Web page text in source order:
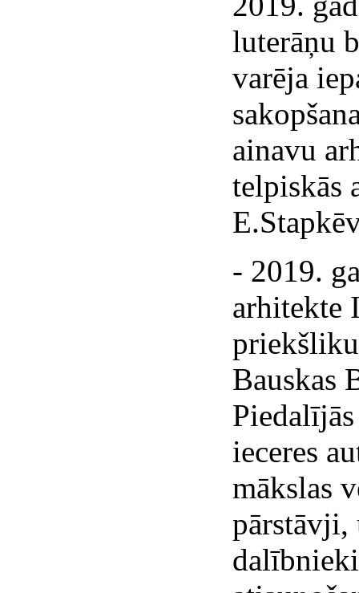
luterāņu
varēja
ainavu
telpiskās
- 2019.
arhitekte
Bauskas
ieceres
mākslas
pārstāvji,